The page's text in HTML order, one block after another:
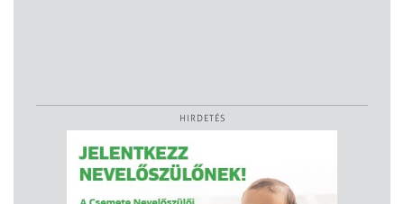
HIRDETÉS